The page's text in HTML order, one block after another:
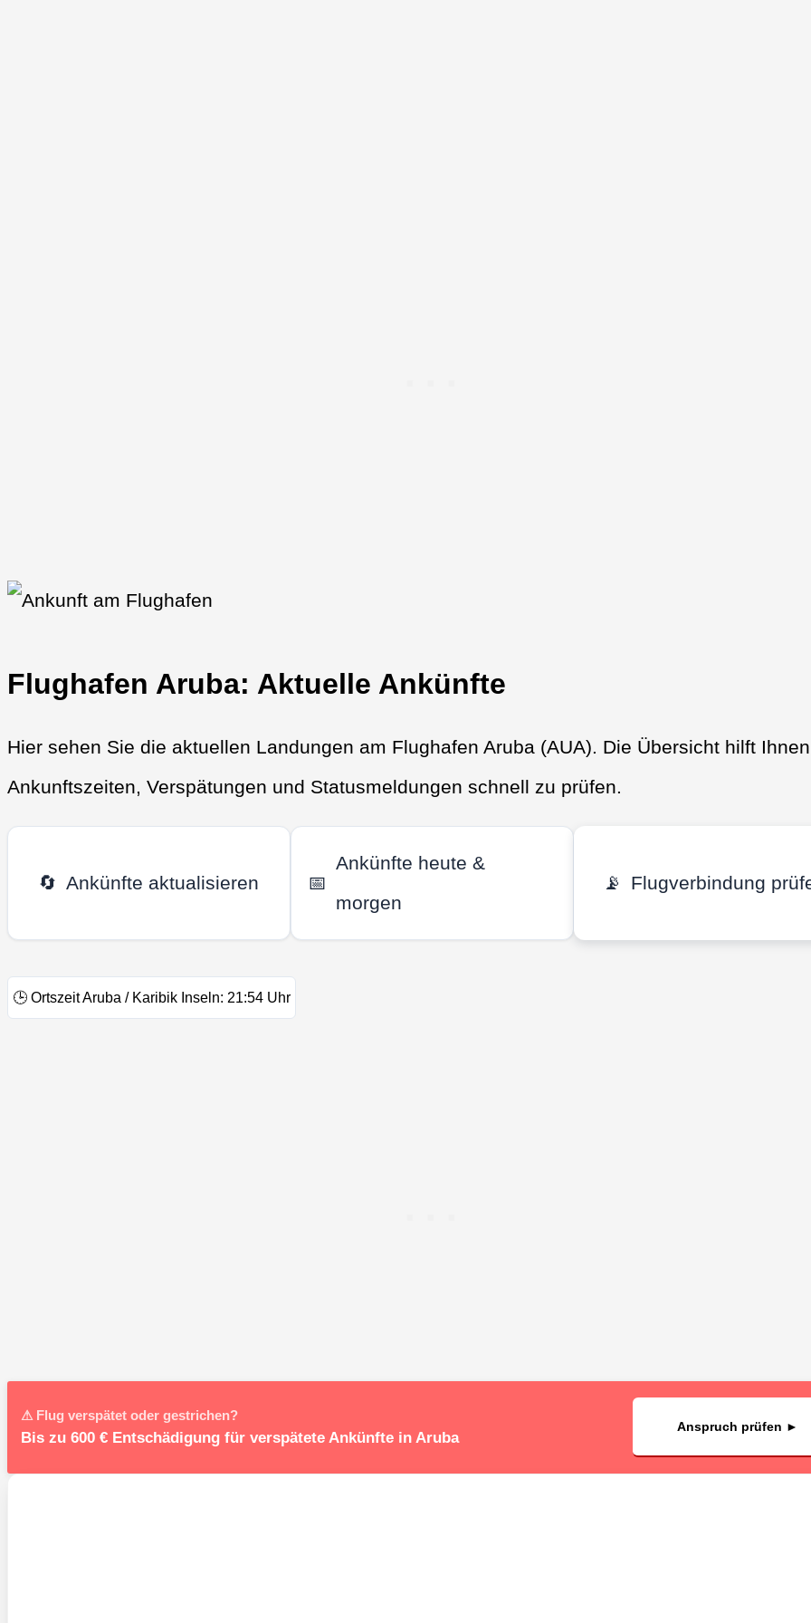
Flughafen Aruba: Aktuelle Ankünfte
Hier sehen Sie die aktuellen Landungen am Flughafen Aruba (AUA). Die Übersicht hilft
Ankunftszeiten, Verspätungen und Statusmeldungen schnell zu prüfen.
🔄 Ankünfte aktualisieren 📅
Ankünfte heute &
morgen
📡 Flugverbindung
🕒 Ortszeit Aruba / Karibik Inseln: 21:54 Uhr
⚠ Flug verspätet oder gestrichen?
Bis zu 600 € Entschädigung für verspätete Ankünfte in Aruba
Anspruch prüfen ►